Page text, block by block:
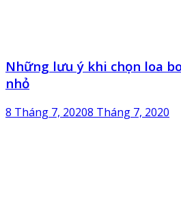
Những lưu ý khi chọn loa
nhỏ
8 Tháng 7, 20208 Tháng 7, 2020